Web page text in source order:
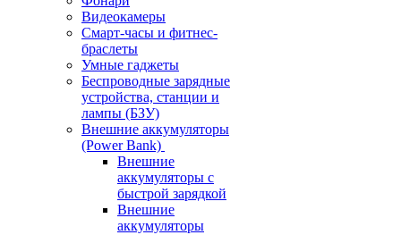
Видеокамеры
Смарт-часы и фитнес-
браслеты
Умные гаджеты
Беспроводные зарядные
устройства, станции и
лампы (БЗУ)
Внешние аккумуляторы
(Power Bank)
Внешние
аккумуляторы с
быстрой зарядкой
Внешние
аккумуляторы